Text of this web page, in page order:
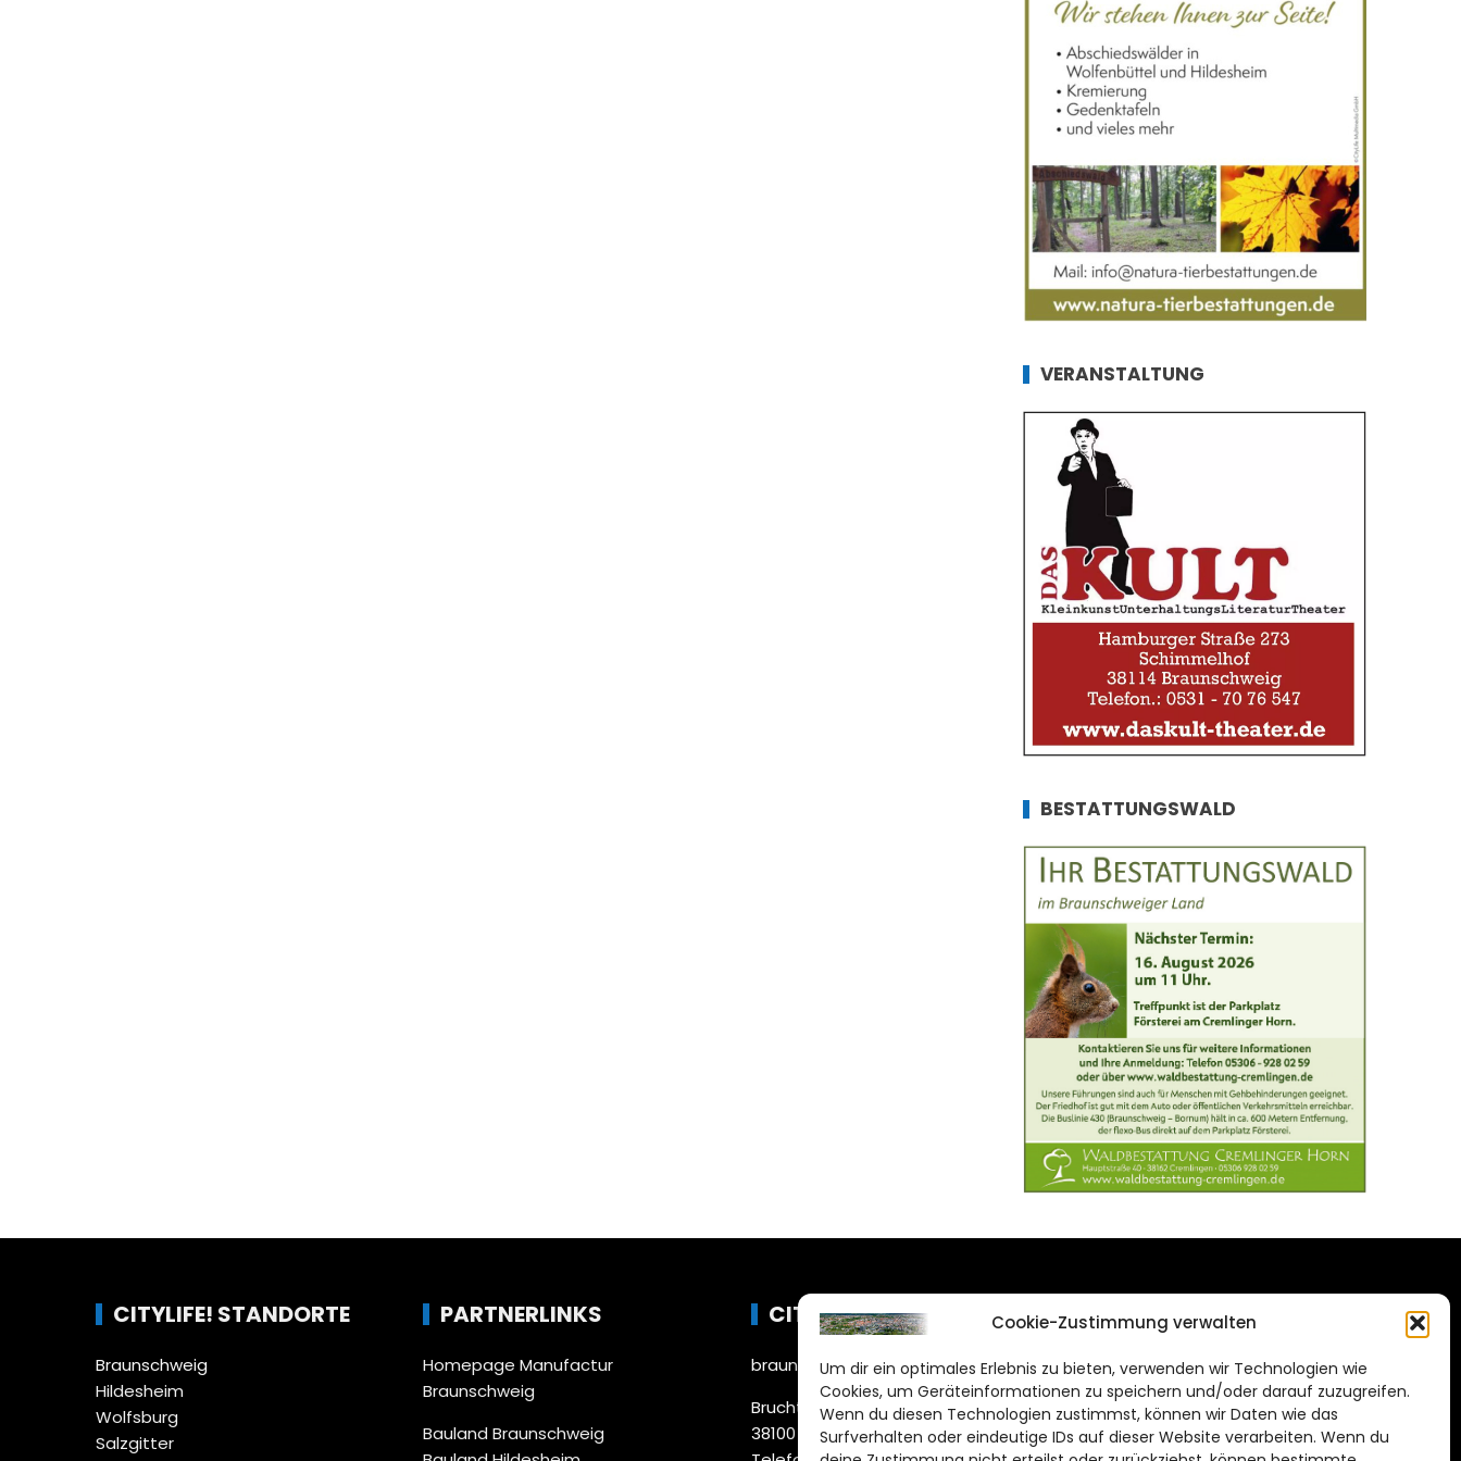
Cookie-Zustimmung verwalten
Um dir ein optimales Erlebnis zu bieten, verwenden wir Technologien wie
Cookies, um Geräteinformationen zu speichern und/oder darauf zuzugreifen.
Wenn du diesen Technologien zustimmst, können wir Daten wie das
Surfverhalten oder eindeutige IDs auf dieser Website verarbeiten. Wenn du
VERANSTALTUNG
BESTATTUNGSWALD
CITYLIFE! STANDORTE
Braunschweig
Hildesheim
Wolfsburg
Salzgitter
PARTNERLINKS
Homepage Manufactur
Braunschweig
Bauland Braunschweig
CITYLIFE!
braunschweig@citylifemedien.de
Bruchtorwall 12
38100 Braunschweig
DAS STADTMAGAZIN
FÜR BRAUNSCHWEIG
Impressum
Datenschutzerklärung
Cookie Richtlinie